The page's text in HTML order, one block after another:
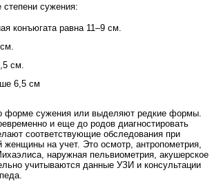
сужения:
конъюгата равна 11–9 см.
см.
6,5 см
форме сужения или выделяют редкие формы.
и еще до родов диагностировать
соответствующие обследования при
женщины на учет. Это осмотр, антропометрия,
наружная пельвиометрия, акушерское
учитываются данные УЗИ и консультации